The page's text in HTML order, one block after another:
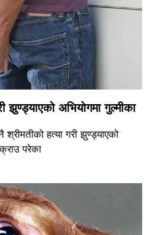
झुण्ड्याएको अभियोगमा गुल्मीका
हत्या गरी झुण्ड्याएको
परेका